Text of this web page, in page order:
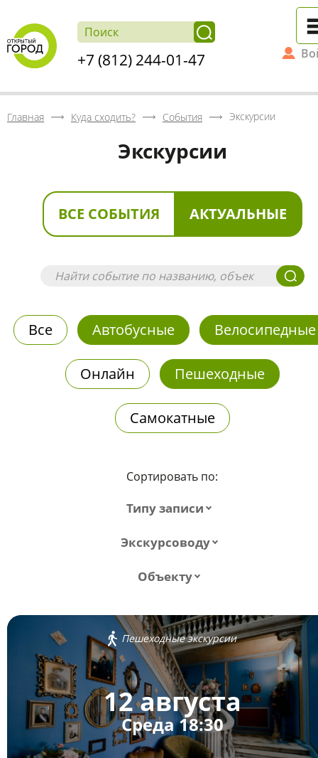
+7 (812) 244-01-47
Главная Куда сходить? События Экскурсии
Экскурсии
ВСЕ СОБЫТИЯ АКТУАЛЬНЫЕ
Все Автобусные Велосипедные
Онлайн Пешеходные
Самокатные
Сортировать по:
Типу записи
Экскурсоводу
Объекту
Пешеходные экскурсии
12 августа
Среда 18:30